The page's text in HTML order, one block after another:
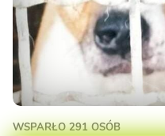
WSPARŁO291 OSÓB